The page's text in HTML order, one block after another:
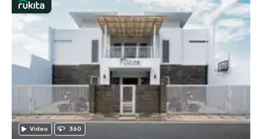
Video 360